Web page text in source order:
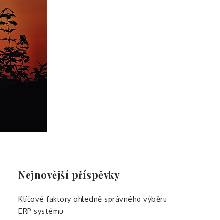
Nejnovější příspěvky
Klíčové faktory ohledně správného výběru
ERP systému